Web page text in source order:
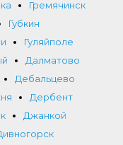
Гремячинск
Губкин
Гуляйполе
Далматово
Дебальцево
Дербент
Джанкой